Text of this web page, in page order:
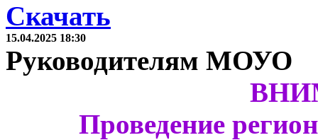
Скачать
15.04.2025 18:30
Руководителям МОУО
Проведение